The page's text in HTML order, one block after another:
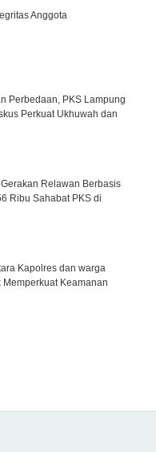
Anggota
Perbedaan, PKS Lampung
Perkuat Ukhuwah dan
Relawan Berbasis
Ribu Sahabat PKS di
Kapolres dan warga
Keamanan